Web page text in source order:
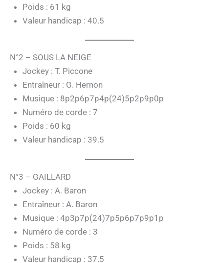
Poids : 61 kg
Valeur handicap : 40.5
N°2 – SOUS LA NEIGE
Jockey : T. Piccone
Entraîneur : G. Hernon
Musique : 8p2p6p7p4p(24)5p2p9p0p
Numéro de corde : 7
Poids : 60 kg
Valeur handicap : 39.5
N°3 – GAILLARD
Jockey : A. Baron
Entraîneur : A. Baron
Musique : 4p3p7p(24)7p5p6p7p9p1p
Numéro de corde : 3
Poids : 58 kg
Valeur handicap : 37.5